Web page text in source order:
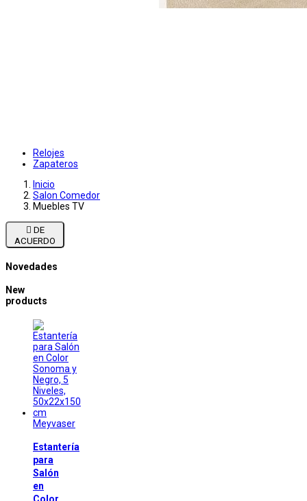
Relojes
Zapateros
Inicio
Salon Comedor
Muebles TV

ACUERDO
Novedades
New
products
Meyvaser
Estantería
para
Salón
en